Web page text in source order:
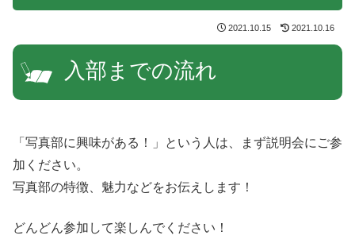
2021.10.15 2021.10.16
入部までの流れ
「写真部に興味がある！」という人は、まず説明会にご参
加ください。
写真部の特徴、魅力などをお伝えします！
どんどん参加して楽しんでください！